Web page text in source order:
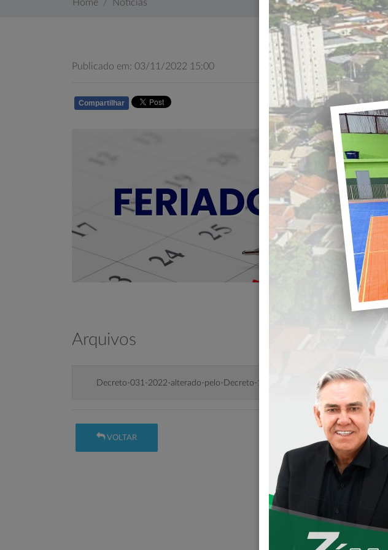
Home Notícias
Publicado em: 03/11/2022 15:00
Compartilhar
Arquivos
Decreto-031-2022-alterado-pelo-Decreto-111-2022-FERIADOS-2022-1-1.pdf
VOLTAR